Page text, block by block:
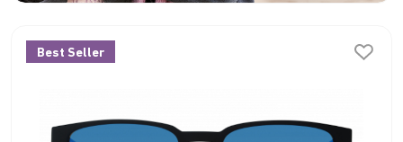
Best Seller